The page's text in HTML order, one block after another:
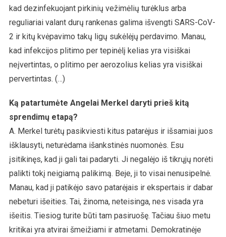
kad dezinfekuojant pirkinių vežimėlių turėklus arba
reguliariai valant durų rankenas galima išvengti SARS-CoV-
2 ir kitų kvėpavimo takų ligų sukėlėjų perdavimo. Manau,
kad infekcijos plitimo per tepinėlį kelias yra visiškai
neįvertintas, o plitimo per aerozolius kelias yra visiškai
pervertintas. (…)
Ką patartumėte Angelai Merkel daryti prieš kitą
sprendimų etapą?
A. Merkel turėtų pasikviesti kitus patarėjus ir išsamiai juos
išklausyti, neturėdama išankstinės nuomonės. Esu
įsitikinęs, kad ji gali tai padaryti. Ji negalėjo iš tikrųjų norėti
palikti tokį neigiamą palikimą. Beje, ji to visai nenusipelnė.
Manau, kad ji patikėjo savo patarėjais ir ekspertais ir dabar
nebeturi išeities. Tai, žinoma, neteisinga, nes visada yra
išeitis. Tiesiog turite būti tam pasiruošę. Tačiau šiuo metu
kritikai yra atvirai šmeižiami ir atmetami. Demokratinėje